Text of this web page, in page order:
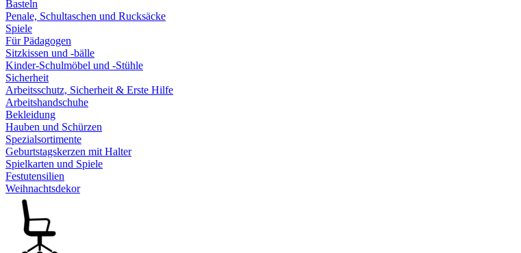
Basteln
Penale, Schultaschen und Rucksäcke
Spiele
Für Pädagogen
Sitzkissen und -bälle
Kinder-Schulmöbel und -Stühle
Sicherheit
Arbeitsschutz, Sicherheit & Erste Hilfe
Arbeitshandschuhe
Bekleidung
Hauben und Schürzen
Spezialsortimente
Geburtstagskerzen mit Halter
Spielkarten und Spiele
Festutensilien
Weihnachtsdekor